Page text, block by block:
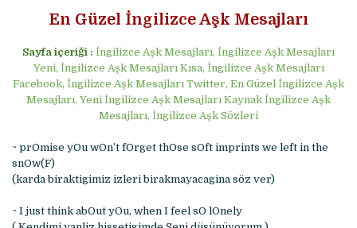
En Güzel İngilizce Aşk Mesajları
Sayfa içeriği : İngilizce Aşk Mesajları, İngilizce Aşk Mesajları
Yeni, İngilizce Aşk Mesajları Kısa, İngilizce Aşk Mesajları
Facebook, İngilizce Aşk Mesajları Twitter, En Güzel İngilizce Aşk
Mesajları, Yeni İngilizce Aşk Mesajları Kaynak İngilizce Aşk
Mesajları, İngilizce Aşk Sözleri
~ prOmise yOu wOn’t fOrget thOse sOft imprints we left in the
snOw(F)
(karda biraktigimiz izleri birakmayacagina söz ver)
~ I just think abOut yOu, when I feel sO lOnely